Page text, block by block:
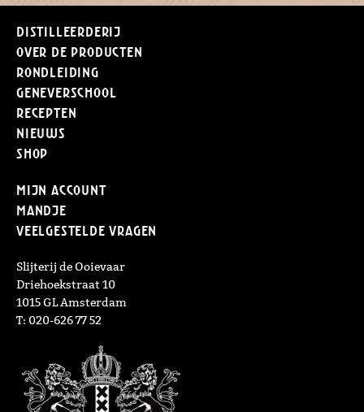
Distilleerderij
Over de producten
Rondleiding
Geneverschool
Recepten
Nieuws
Shop
Mijn Account
Mandje
Veelgestelde vragen
Slijterij de Ooievaar
Driehoekstraat 10
1015 GL Amsterdam
T: 020-626 77 52